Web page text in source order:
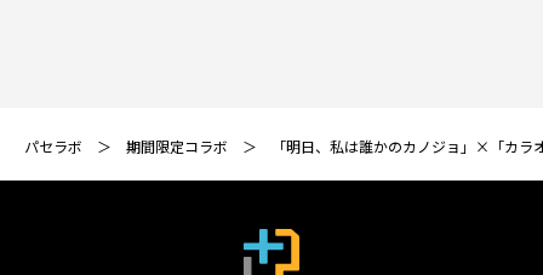
パセラボ 期間限定コラボ 「明日、私は誰かのカノジョ」×「カ